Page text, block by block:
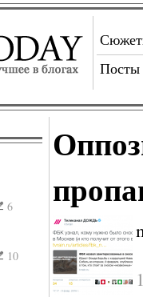
Посты
6
10